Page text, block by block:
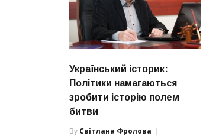
Український історик:
Політики намагаються
зробити історію полем
битви
By Світлана Фролова